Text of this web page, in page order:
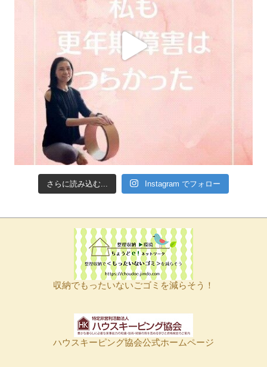
さらに読み込む... Instagram でフォロー
収納でもったいないごゴミを減らそう！
ハウスキーピング協会公式ホームページ